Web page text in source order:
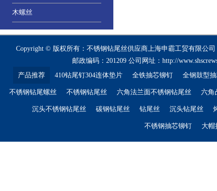
木螺丝
Copyright © 版权所有：不锈钢钻尾丝供应商上海申霸工贸有限公司
邮政编码：201209 公司网址： http://
产品推荐
410钻尾钉304连体垫片 全铁抽芯铆钉 全钢鼓型
不锈钢钻尾螺丝 不锈钢钻尾丝 六角法兰面不锈钢钻尾丝 六角
沉头不锈钢钻尾丝 碳钢钻尾丝 钻尾丝 沉头钻尾丝
不锈钢抽芯铆钉 大帽